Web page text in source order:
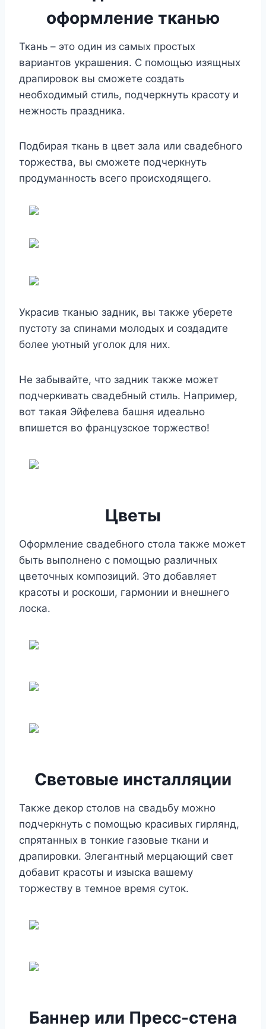
оформление тканью
Ткань – это один из самых простых
вариантов украшения. С помощью изящных
драпировок вы сможете создать
необходимый стиль, подчеркнуть красоту и
нежность праздника.
Подбирая ткань в цвет зала или свадебного
торжества, вы сможете подчеркнуть
продуманность всего происходящего.
Украсив тканью задник, вы также уберете
пустоту за спинами молодых и создадите
более уютный уголок для них.
Не забывайте, что задник также может
подчеркивать свадебный стиль. Например,
вот такая Эйфелева башня идеально
впишется во французское торжество!
Цветы
Оформление свадебного стола также может
быть выполнено с помощью различных
цветочных композиций. Это добавляет
красоты и роскоши, гармонии и внешнего
лоска.
Световые инсталляции
Также декор столов на свадьбу можно
подчеркнуть с помощью красивых гирлянд,
спрятанных в тонкие газовые ткани и
драпировки. Элегантный мерцающий свет
добавит красоты и изыска вашему
торжеству в темное время суток.
Баннер или Пресс-стена